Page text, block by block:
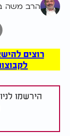
הרב משה
רוצים
לקבוצות
הירשמו